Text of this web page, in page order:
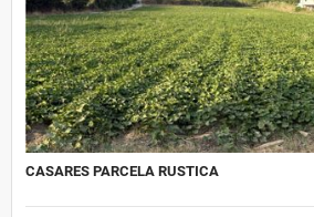
CASARES PARCELA RUSTICA